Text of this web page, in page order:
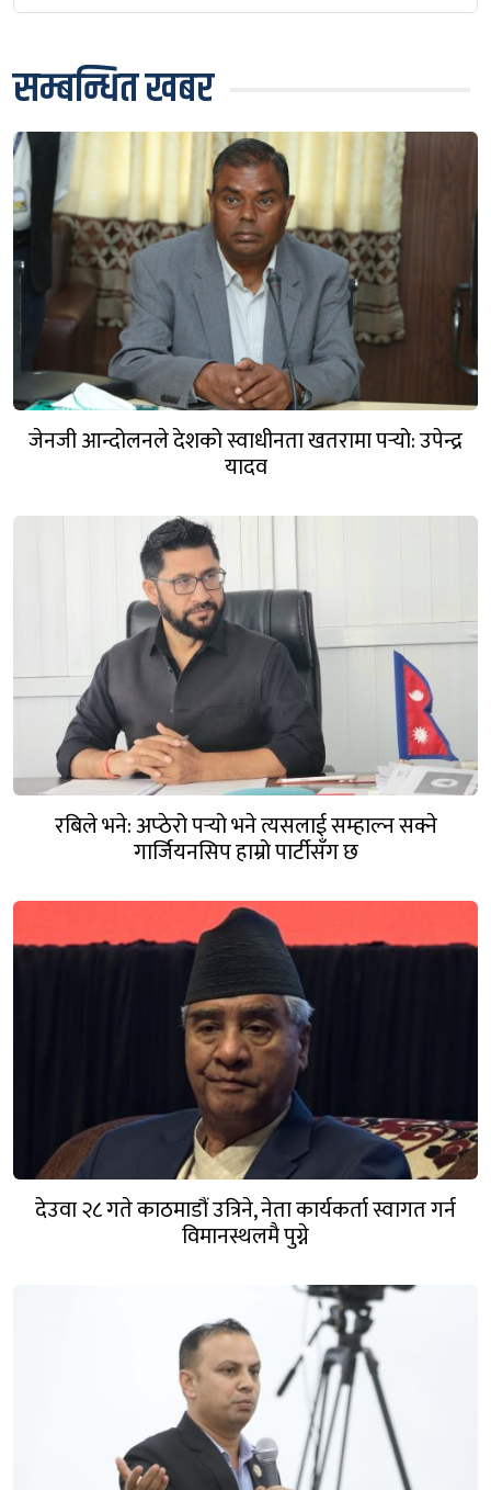
सम्बन्धित खबर
जेनजी आन्दोलनले देशको स्वाधीनता खतरामा पर्‍यो: उपेन्द्र
यादव
रबिले भने: अप्ठेरो पर्‍यो भने त्यसलाई सम्हाल्न सक्ने
गार्जियनसिप हाम्रो पार्टीसँग छ
देउवा २८ गते काठमाडौं उत्रिने, नेता कार्यकर्ता स्वागत गर्न
विमानस्थलमै पुग्ने